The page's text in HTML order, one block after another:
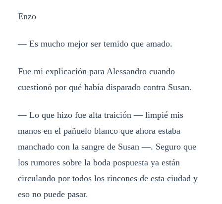
Enzo
— Es mucho mejor ser temido que amado.
Fue mi explicación para Alessandro cuando
cuestionó por qué había disparado contra Susan.
— Lo que hizo fue alta traición — limpié mis
manos en el pañuelo blanco que ahora estaba
manchado con la sangre de Susan —. Seguro que
los rumores sobre la boda pospuesta ya están
circulando por todos los rincones de esta ciudad y
eso no puede pasar.